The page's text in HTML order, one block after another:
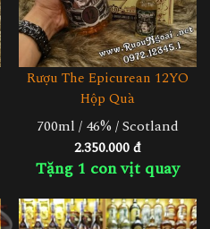
Rượu The Epicurean 12YO
Hộp Quà
700ml / 46% / Scotland
2.350.000 đ
Tặng 1 con vịt quay